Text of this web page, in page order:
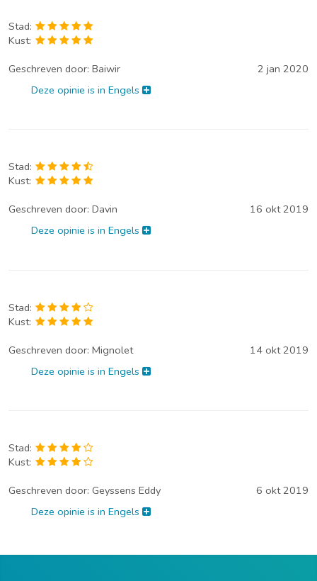
Stad:
Kust:
Geschreven door: Baiwir
2 jan 2020
Deze opinie is in Engels
Stad:
Kust:
Geschreven door: Davin
16 okt 2019
Deze opinie is in Engels
Stad:
Kust:
Geschreven door: Mignolet
14 okt 2019
Deze opinie is in Engels
Stad:
Kust:
Geschreven door: Geyssens Eddy
6 okt 2019
Deze opinie is in Engels